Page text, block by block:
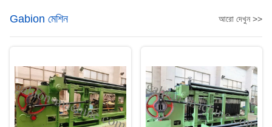
Gabion মেশিন আরো দেখুন >>